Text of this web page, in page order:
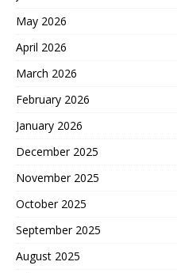
May 2026
April 2026
March 2026
February 2026
January 2026
December 2025
November 2025
October 2025
September 2025
August 2025